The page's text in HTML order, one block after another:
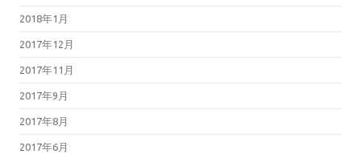
2018年1月
2017年12月
2017年11月
2017年9月
2017年8月
2017年6月